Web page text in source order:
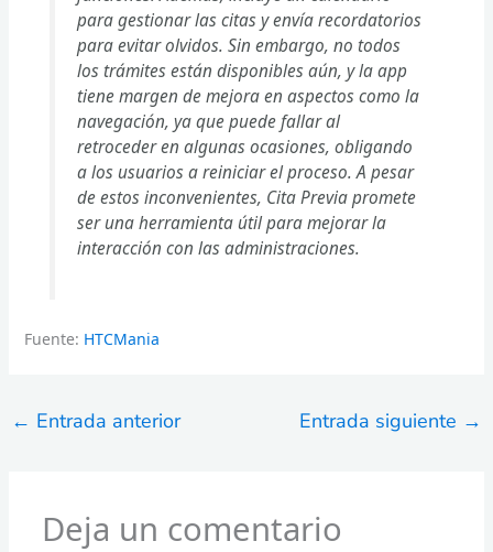
para gestionar las citas y envía recordatorios
para evitar olvidos. Sin embargo, no todos
los trámites están disponibles aún, y la app
tiene margen de mejora en aspectos como la
navegación, ya que puede fallar al
retroceder en algunas ocasiones, obligando
a los usuarios a reiniciar el proceso. A pesar
de estos inconvenientes, Cita Previa promete
ser una herramienta útil para mejorar la
interacción con las administraciones.
Fuente: HTCMania
← Entrada anterior Entrada siguiente →
Deja un comentario